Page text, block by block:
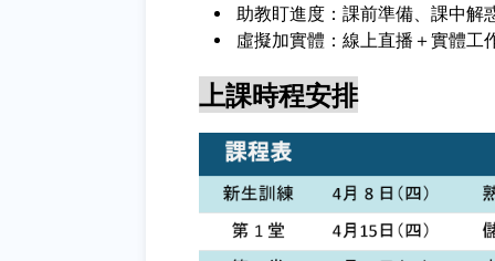
助教盯進度：課前準備、課中解
虛擬加實體：線上直播＋實體工
上課時程安排